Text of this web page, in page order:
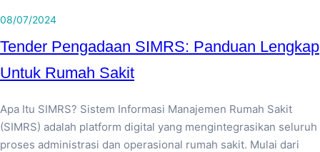
08/07/2024
Tender Pengadaan SIMRS: Panduan Lengkap
Untuk Rumah Sakit
Apa Itu SIMRS? Sistem Informasi Manajemen Rumah Sakit
(SIMRS) adalah platform digital yang mengintegrasikan seluruh
proses administrasi dan operasional rumah sakit. Mulai dari